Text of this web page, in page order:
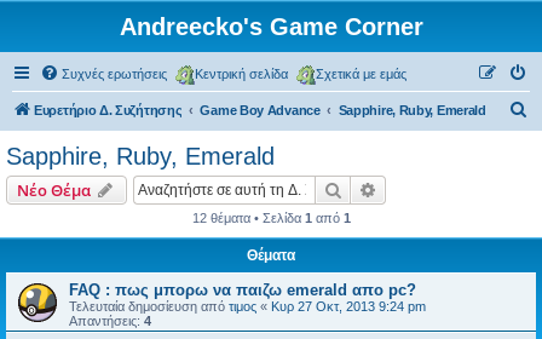
Andreecko's Game Corner
Συχνές ερωτήσεις Κεντρική σελίδα Σχετικά με εμάς
Ευρετήριο Δ. Συζήτησης Game Boy Advance Sapphire, Ruby, Emerald
Sapphire, Ruby, Emerald
Νέο Θέμα Αναζήτηση
12 θέματα • Σελίδα 1 από 1
Θέματα
FAQ : πως μπορω να παιζω emerald απο pc?
Τελευταία δημοσίευση από τιμος « Κυρ 27 Οκτ, 2013 9:24 pm
Απαντήσεις: 4